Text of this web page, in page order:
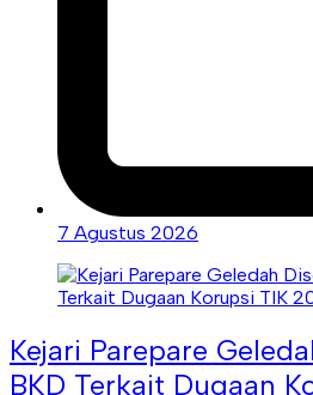
7 Agustus 2026
Kejari Parepare
BKD Terkait Dugaan